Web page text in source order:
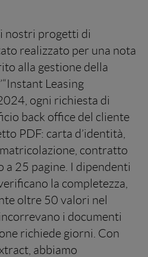
nostri progetti di
realizzato per una nota
alla gestione della
Leasing
ogni richiesta di
back office del cliente
PDF: carta d’identità,
contratto
a 25 pagine. I dipendenti
la completezza,
oltre 50 valori nel
i documenti
richiede giorni. Con
abbiamo